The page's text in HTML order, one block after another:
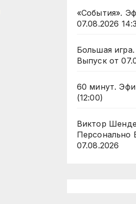
«События».
07.08.2026
Большая
Выпуск от
60 минут.
(12:00)
Виктор
Персонально
07.08.2026